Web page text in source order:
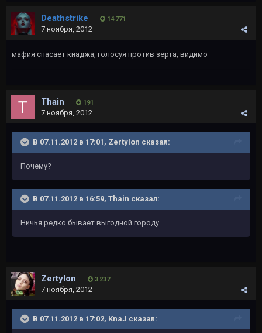
Deathstrike 14 771
7 ноября, 2012
мафия спасает кнаджа, голосуя против зерта, видимо
Thain 191
7 ноября, 2012
В 07.11.2012 в 17:01, Zertylon сказал:
Почему?
В 07.11.2012 в 16:59, Thain сказал:
Ничья редко бывает выгодной городу
Zertylon 3 237
7 ноября, 2012
В 07.11.2012 в 17:02, KnaJ сказал: